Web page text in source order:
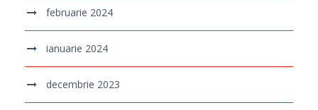
februarie 2024
ianuarie 2024
decembrie 2023